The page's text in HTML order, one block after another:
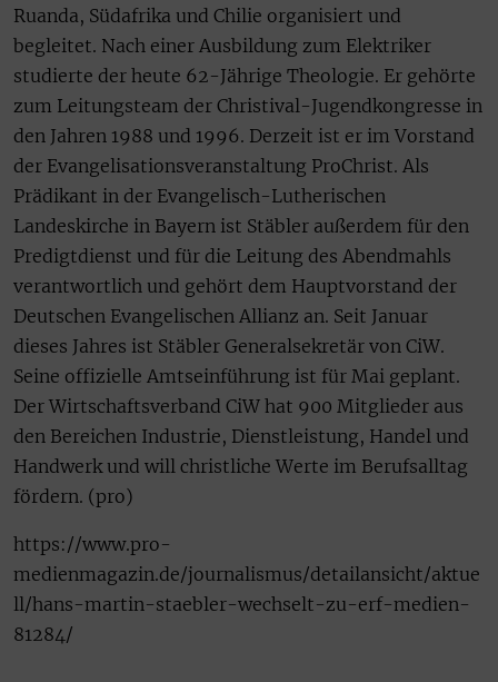
Ruanda, Südafrika und Chilie organisiert und
begleitet. Nach einer Ausbildung zum Elektriker
studierte der heute 62-Jährige Theologie. Er gehörte
zum Leitungsteam der Christival-Jugendkongresse in
den Jahren 1988 und 1996. Derzeit ist er im Vorstand
der Evangelisationsveranstaltung ProChrist. Als
Prädikant in der Evangelisch-Lutherischen
Landeskirche in Bayern ist Stäbler außerdem für den
Predigtdienst und für die Leitung des Abendmahls
verantwortlich und gehört dem Hauptvorstand der
Deutschen Evangelischen Allianz an. Seit Januar
dieses Jahres ist Stäbler Generalsekretär von CiW.
Seine offizielle Amtseinführung ist für Mai geplant.
Der Wirtschaftsverband CiW hat 900 Mitglieder aus
den Bereichen Industrie, Dienstleistung, Handel und
Handwerk und will christliche Werte im Berufsalltag
fördern. (pro)
https://www.pro-
medienmagazin.de/journalismus/detailansicht/aktue
ll/hans-martin-staebler-wechselt-zu-erf-medien-
81284/